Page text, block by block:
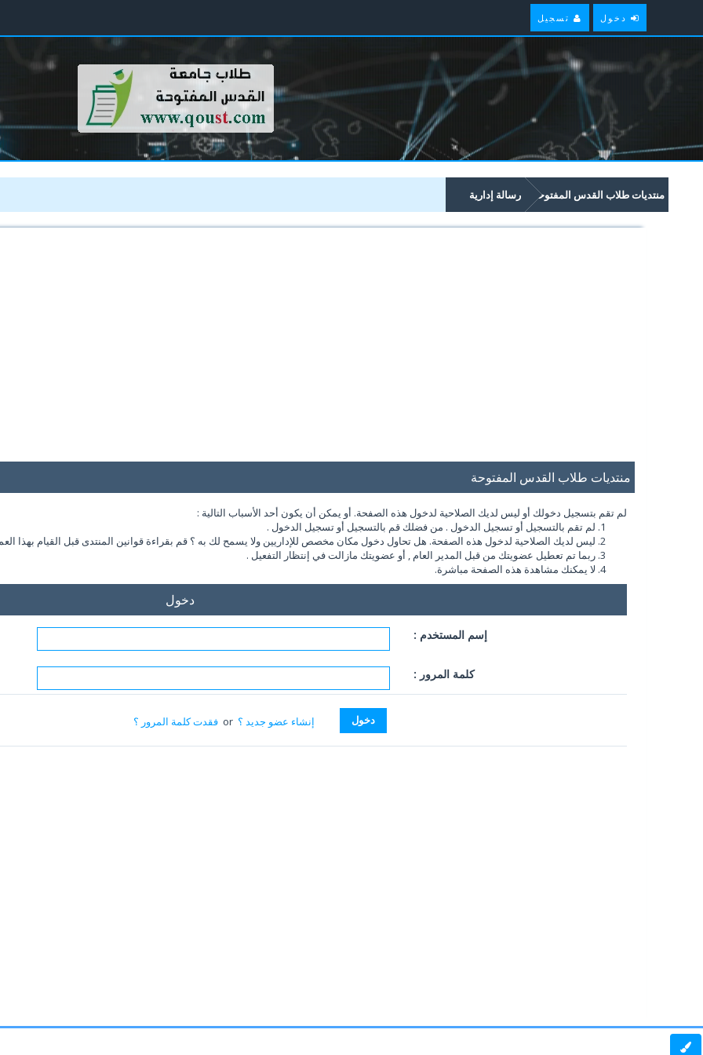
دخول تسجيل
منتديات طلاب القدس المفتوحة رسالة إدارية
منتديات طلاب القدس المفتوحة
لم تقم بتسجيل دخولك أو ليس لديك الصلاحية لدخول هذه الصفحة. أو يمكن أن يكون أحد الأسباب التالية :
لم تقم بالتسجيل أو تسجيل الدخول . من فضلك قم بالتسجيل أو تسجيل الدخول .
ليس لديك الصلاحية لدخول هذه الصفحة. هل تحاول دخول مكان مخصص للإداريين ولا يسمح لك به ؟ قم بقراءة قوانين المنتدى قبل القيام بهذا
ربما تم تعطيل عضويتك من قبل المدير العام , أو عضويتك مازالت في إنتظار التفعيل .
لا يمكنك مشاهدة هذه الصفحة مباشرة.
دخول
إسم المستخدم :
كلمة المرور :
إنشاء عضو جديد ؟ or فقدت كلمة المرور ؟